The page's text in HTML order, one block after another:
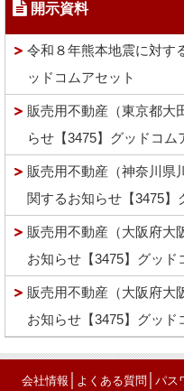
開示資料
令和８年熊本地震に対す
ッドコムアセット
販売用不動産（東京都大
らせ【3475】グッドコム
販売用不動産（神奈川県
関するお知らせ【3475】
販売用不動産（大阪府大
お知らせ【3475】グッド
販売用不動産（大阪府大
お知らせ【3475】グッド
会社情報 よくある質問 パス